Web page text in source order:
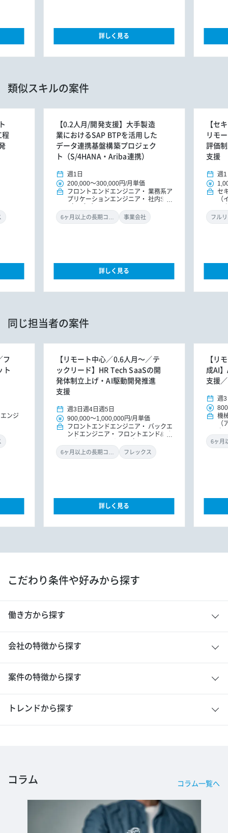
詳しく見る
類似スキルの案件
程
【0.2人月/開発支援】大手製造
業におけるSAP BTPを活用した
データ連携基盤構築プロジェク
ト（S/4HANA・Ariba連携）
週1日
200,000～300,000円/月単価
フロントエンドエンジニア
業務系ア
プリケーションエンジニア
社内SE
事業会社
詳しく見る
【セ
リモ
評価
支援
週1
セ
（
ン
フル
同じ担当者の案件
フ
ト
ンジ
【リモート中心／0.6人月～／テ
ックリード】HR Tech SaaSの開
発体制立上げ・AI駆動開発推進
支援
週3日 週4日 週5日
900,000～1,000,000円/月単価
フロントエンドエンジニア
バックエ
ンドエンジニア
フロントエンド&バ
ニア）
機械学習・AIエンジニア
フレックス
詳しく見る
【リ
成AI
支援
週3
機
（
こだわり条件や好みから探す
働き方から探す
会社の特徴から探す
案件の特徴から探す
トレンドから探す
コラム コラム一覧へ